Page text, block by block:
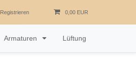
Registrieren 0,00 EUR
Armaturen Lüftung